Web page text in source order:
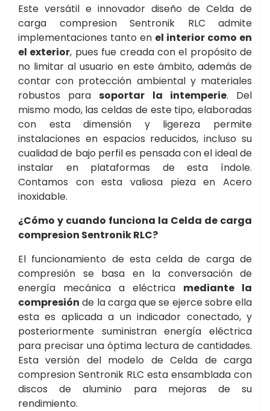
Este versátil e innovador diseño de Celda de
carga compresion Sentronik RLC admite
implementaciones tanto en el interior como en
el exterior, pues fue creada con el propósito de
no limitar al usuario en este ámbito, además de
contar con protección ambiental y materiales
robustos parasoportar la intemperie. Del
mismo modo, las celdas de este tipo, elaboradas
con esta dimensión y ligereza permite
instalaciones en espacios reducidos, incluso su
cualidad de bajo perfil es pensada con el ideal de
instalar en plataformas de esta índole.
Contamos con esta valiosa pieza en Acero
inoxidable.
¿Cómo y cuando funciona la Celda de carga
compresion Sentronik RLC?
El funcionamiento de esta celda de carga de
compresión se basa en la conversación de
energía mecánica a eléctrica mediante la
compresión de la carga que se ejerce sobre ella
esta es aplicada a un indicador conectado, y
posteriormente suministran energía eléctrica
para precisar una óptima lectura de cantidades.
Esta versión del modelo de Celda de carga
compresion Sentronik RLC esta ensamblada con
discos de aluminio para mejoras de su
rendimiento.